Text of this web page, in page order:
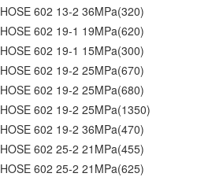
HOSE 602 13-2 36MPa(320)
HOSE 602 19-1 19MPa(620)
HOSE 602 19-1 15MPa(300)
HOSE 602 19-2 25MPa(670)
HOSE 602 19-2 25MPa(680)
HOSE 602 19-2 25MPa(1350)
HOSE 602 19-2 36MPa(470)
HOSE 602 25-2 21MPa(455)
HOSE 602 25-2 21MPa(625)